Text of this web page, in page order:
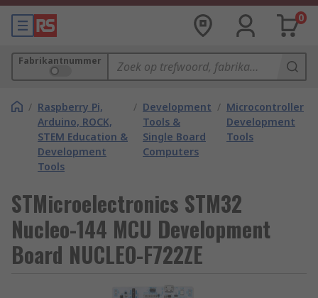
0
Fabrikantnummer
/ Raspberry Pi,
Arduino, ROCK,
STEM Education &
Development
Tools
/ Development
Tools &
Single Board
Computers
/ Microcontroller
Development
Tools
STMicroelectronics STM32
Nucleo-144 MCU Development
Board NUCLEO-F722ZE